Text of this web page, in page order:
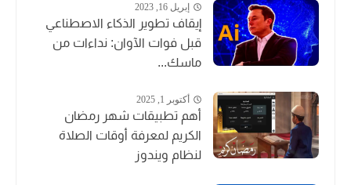
إبريل 16, 2023
إيقاف تطوير الذكاء الاصطناعي
قبل فوات الآوان: نداءات من
ماسك...
أكتوبر 1, 2025
أهم تطبيقات شهر رمضان
الكريم لمعرفة أوقات الصلاة
لنظام ويندوز